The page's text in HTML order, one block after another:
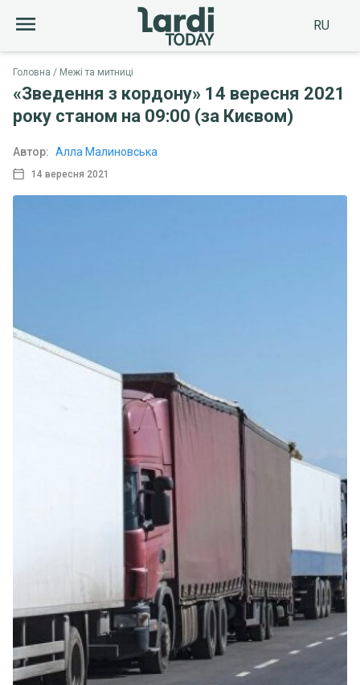
RU
Головна Межі та митниці
«Зведення з кордону» 14 вересня 2021
року станом на 09:00 (за Києвом)
14 вересня 2021
Автор: Алла Малиновська